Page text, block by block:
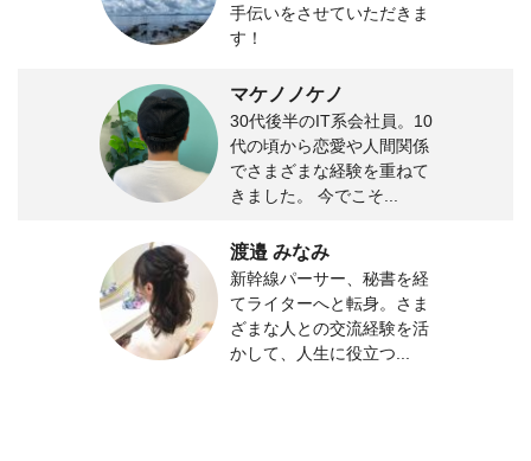
手伝いをさせていただきま
す！
マケノノケノ
30代後半のIT系会社員。10
代の頃から恋愛や人間関係
でさまざまな経験を重ねて
きました。 今でこそ...
渡邉 みなみ
新幹線パーサー、秘書を経
てライターへと転身。さま
ざまな人との交流経験を活
かして、人生に役立つ...